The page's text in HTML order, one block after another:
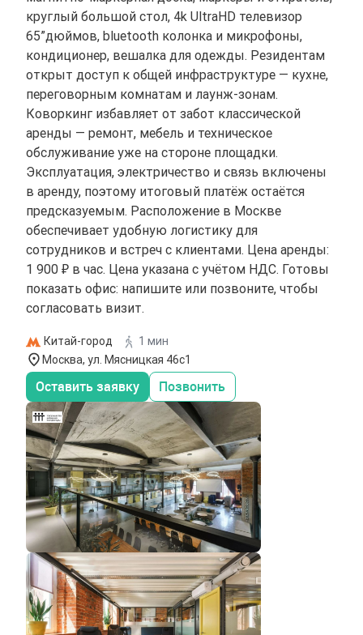
круглый большой стол, 4k UltraHD телевизор
65”дюймов, bluetooth колонка и микрофоны,
кондиционер, вешалка для одежды. Резидентам
открыт доступ к общей инфраструктуре — кухне,
переговорным комнатам и лаунж-зонам.
Коворкинг избавляет от забот классической
аренды — ремонт, мебель и техническое
обслуживание уже на стороне площадки.
Эксплуатация, электричество и связь включены
в аренду, поэтому итоговый платёж остаётся
предсказуемым. Расположение в Москве
обеспечивает удобную логистику для
сотрудников и встреч с клиентами. Цена аренды:
1 900 ₽ в час. Цена указана с учётом НДС. Готовы
показать офис: напишите или позвоните, чтобы
согласовать визит.
Китай-город
1 мин
Москва, ул. Мясницкая 46с1
Оставить заявку Позвонить